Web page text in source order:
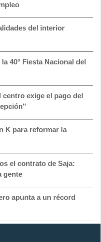
del interior
40° Fiesta Nacional del
exige el pago del
K para reformar la
el contrato de Saja:
gente
apunta a un récord